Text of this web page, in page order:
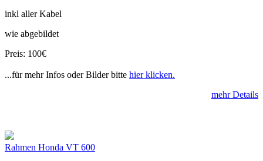
inkl aller Kabel
wie abgebildet
Preis: 100€
...für mehr Infos oder Bilder bitte hier klicken.
mehr Details
Rahmen Honda VT 600